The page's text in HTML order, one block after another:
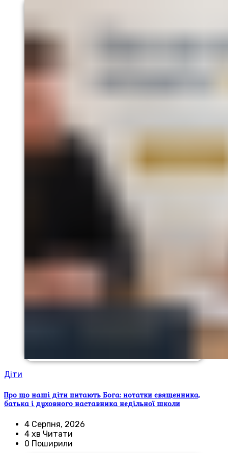
Діти
Про що наші діти питають Бога: нотатки священника,
батька і духовного наставника недільної школи
4 Серпня, 2026
4 хв Читати
0 Поширили